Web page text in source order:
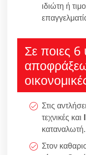
ιδιώτη ή
Σε ποιες 6
Στις
τεχνικές και
καταναλωτή.
Στον